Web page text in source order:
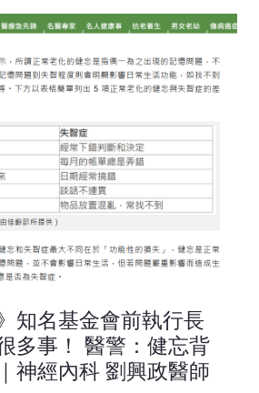
知名基金會前執行長
多事！ 醫警：健忘背
神經內科 劉興政醫師